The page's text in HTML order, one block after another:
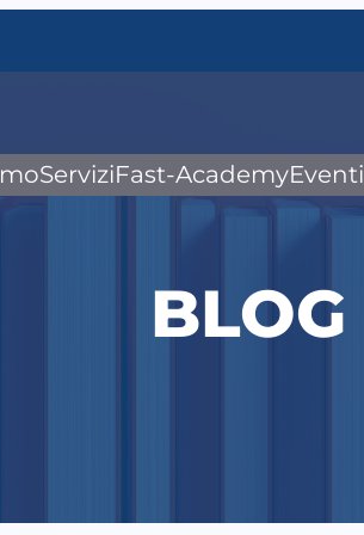
BLOG
ServiziFast-AcademyEventi